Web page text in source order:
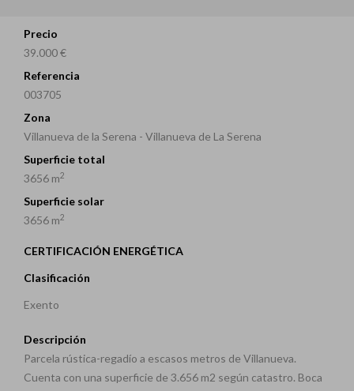
Precio
39.000 €
Referencia
003705
Zona
Villanueva de la Serena - Villanueva de La Serena
Superficie total
3656 m2
Superficie solar
3656 m2
CERTIFICACIÓN ENERGÉTICA
Clasificación
Exento
Descripción
Parcela rústica-regadío a escasos metros de Villanueva.
Cuenta con una superficie de 3.656 m2 según catastro. Boca